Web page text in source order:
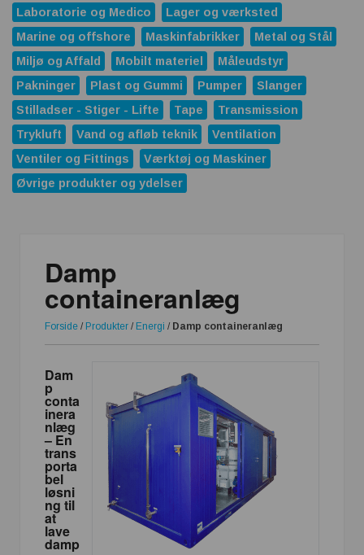
Laboratorie og Medico
Lager og værksted
Marine og offshore
Maskinfabrikker
Metal og Stål
Miljø og Affald
Mobilt materiel
Måleudstyr
Pakninger
Plast og Gummi Pumper
Slanger
Stilladser - Stiger - Lifte
Tape
Transmission
Trykluft
Vand og afløb teknik
Ventilation
Ventiler og Fittings
Værktøj og Maskiner
Øvrige produkter og ydelser
Damp
containeranlæg
Forside / Produkter / Energi / Damp containeranlæg
Dam
p
conta
inera
nlæg
– En
trans
porta
bel
løsni
ng til
at
lave
damp